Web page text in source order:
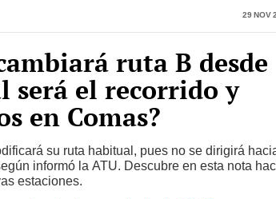
29 Nov
ruta B desde
será el recorrido y
en Comas?
su ruta habitual, pues no se dirigirá
informó la ATU. Descubre en esta nota
estaciones.